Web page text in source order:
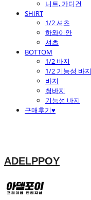
니트, 가디건
SHIRT
1/2 셔츠
하와이안
셔츠
BOTTOM
1/2 바지
1/2 기능성 바지
바지
청바지
기능성 바지
구매후기♥
ADELPPOY